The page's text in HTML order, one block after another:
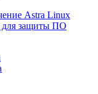
Astra Linux
для защиты ПО